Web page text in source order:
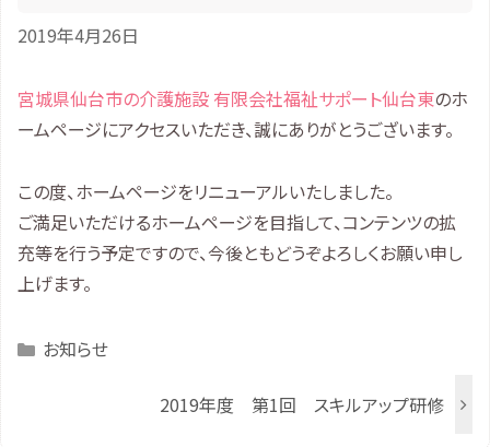
2019年4月26日
宮城県仙台市の介護施設 有限会社福祉サポート仙台東のホ
ームページにアクセスいただき、誠にありがとうございます。
この度、ホームページをリニューアルいたしました。
ご満足いただけるホームページを目指して、コンテンツの拡
充等を行う予定ですので、今後ともどうぞよろしくお願い申し
上げます。
Categories
お知らせ
2019年度 第1回 スキルアップ研修